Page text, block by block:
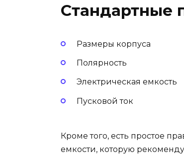
Стандартные
Размеры корпуса
Полярность
Электрическая емкость
Пусковой ток
Кроме того, есть простое
емкости, которую